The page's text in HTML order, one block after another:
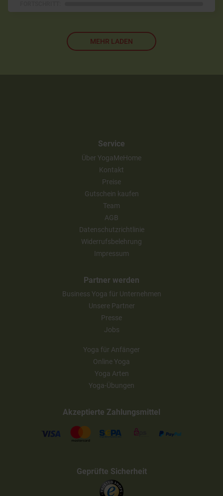
MEHR LADEN
Service
Über YogaMeHome
Kontakt
Preise
Gutschein kaufen
Team
AGB
Datenschutzrichtlinie
Widerrufsbelehrung
Impressum
Partner werden
Business Yoga für Unternehmen
Unsere Partner
Presse
Jobs
Yoga für Anfänger
Online Yoga
Yoga Arten
Yoga-Übungen
Akzeptierte Zahlungsmittel
Geprüfte Sicherheit